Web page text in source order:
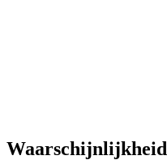
Waarschijnlijkheid